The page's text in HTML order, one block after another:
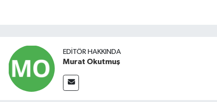
EDITÖR HAKKINDA
Murat Okutmuş